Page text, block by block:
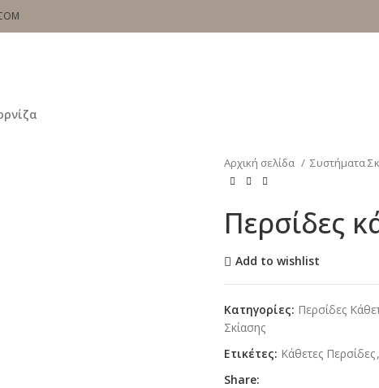
Αρχική σελίδα Συστήματα
Περσίδες
Add to wishlist
Κατηγορίες: Περσίδες
Σκίασης
Ετικέτες: Κάθετες Περσίδες,
Share: